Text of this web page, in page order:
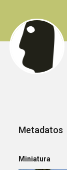
Metadatos
Miniatura